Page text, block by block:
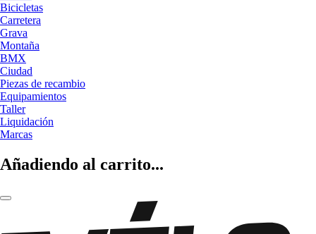
Bicicletas
Carretera
Grava
Montaña
BMX
Ciudad
Piezas de recambio
Equipamientos
Taller
Liquidación
Marcas
Añadiendo al carrito...